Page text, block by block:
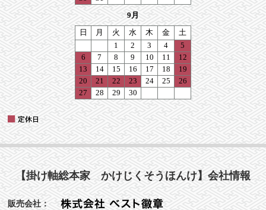
【掛け軸総本家 かけじくそうほんけ】会社情報
販売会社：